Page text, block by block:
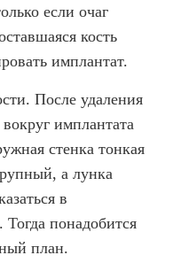
если очаг
кость
имплантат.
После удаления
имплантата
стенка тонкая
а лунка
в
понадобится
план.